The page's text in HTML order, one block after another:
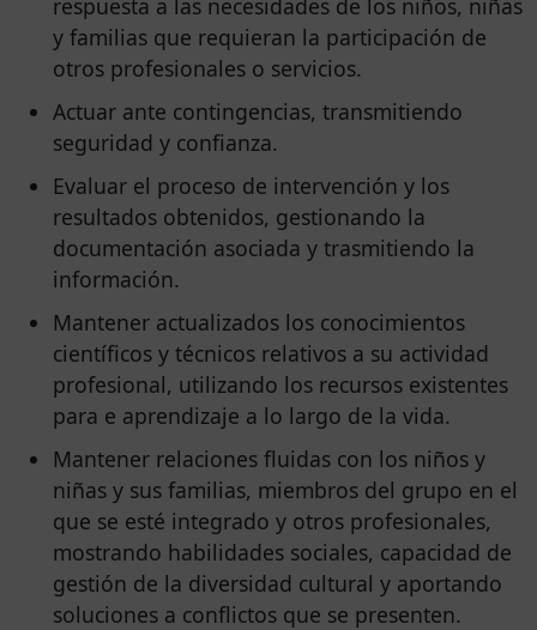
respuesta a las necesidades de los niños, niñas
y familias que requieran la participación de
otros profesionales o servicios.
Actuar ante contingencias, transmitiendo
seguridad y confianza.
Evaluar el proceso de intervención y los
resultados obtenidos, gestionando la
documentación asociada y trasmitiendo la
información.
Mantener actualizados los conocimientos
científicos y técnicos relativos a su actividad
profesional, utilizando los recursos existentes
para e aprendizaje a lo largo de la vida.
Mantener relaciones fluidas con los niños y
niñas y sus familias, miembros del grupo en el
que se esté integrado y otros profesionales,
mostrando habilidades sociales, capacidad de
gestión de la diversidad cultural y aportando
soluciones a conflictos que se presenten.